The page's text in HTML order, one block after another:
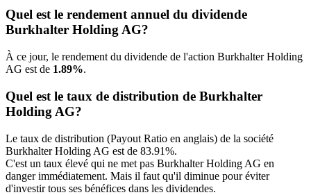
Quel est le rendement annuel du dividende
Burkhalter Holding AG?
À ce jour, le rendement du dividende de l'action Burkhalter Holding
AG est de 1.89%.
Quel est le taux de distribution de Burkhalter
Holding AG?
Le taux de distribution (Payout Ratio en anglais) de la société
Burkhalter Holding AG est de 83.91%.
C'est un taux élevé qui ne met pas Burkhalter Holding AG en
danger immédiatement. Mais il faut qu'il diminue pour éviter
d'investir tous ses bénéfices dans les dividendes.